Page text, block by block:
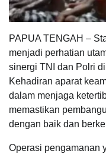
PAPUA TENGAH –
menjadi perhatian
sinergi TNI dan Polri
Kehadiran aparat
dalam menjaga
memastikan
dengan baik dan
Operasi pengamanan